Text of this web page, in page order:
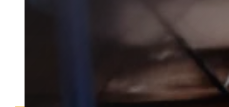
Mårbekæmpelse i Skærbæk hjælper
videre, når der er tegn på aktivitet i
Vi forbinder dig med lokale partnere,
du hurtigt kan få den rette hjælp.